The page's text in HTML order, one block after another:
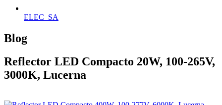
ELEC_SA
Blog
Reflector LED Compacto 20W, 100-265V,
3000K, Lucerna